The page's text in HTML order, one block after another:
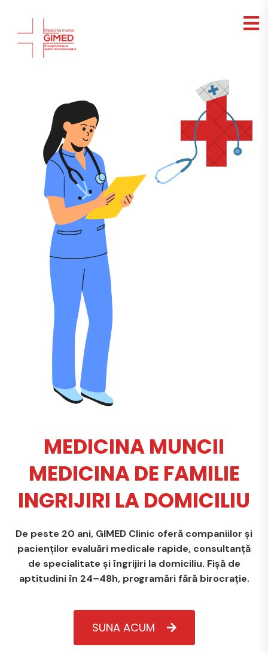
MEDICINA MUNCII
MEDICINA DE FAMILIE
INGRIJIRI LA DOMICILIU
De peste 20 ani, GIMED Clinic oferă companiilor și
pacienților evaluări medicale rapide, consultanță
de specialitate și îngrijiri la domiciliu. Fișă de
aptitudini în 24–48h, programări fără birocrație.
SUNA ACUM